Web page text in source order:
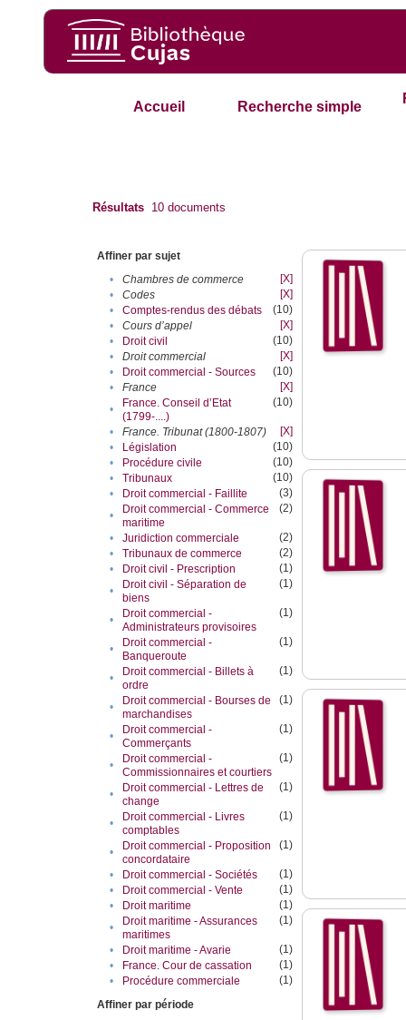
Accueil Recherche simple
Résultats 10 documents
Affiner par sujet
•
Chambres de commerce
[X]
•
Codes
[X]
•
Comptes-rendus des débats
(10)
•
Cours d’appel
[X]
•
Droit civil
(10)
•
Droit commercial
[X]
•
Droit commercial - Sources
(10)
•
France
[X]
•
France. Conseil d’Etat
(1799-....)
(10)
• France. Tribunat (1800-1807)
[X]
•
Législation
(10)
•
Procédure civile
(10)
•
Tribunaux
(10)
•
Droit commercial - Faillite
(3)
•
Droit commercial - Commerce
maritime
(2)
• Juridiction commerciale
(2)
•
Tribunaux de commerce
(2)
•
Droit civil - Prescription
(1)
•
Droit civil - Séparation de
biens
(1)
•
Droit commercial -
Administrateurs provisoires
(1)
•
Droit commercial -
Banqueroute
(1)
•
Droit commercial - Billets à
ordre
(1)
•
Droit commercial - Bourses de
marchandises
(1)
•
Droit commercial -
Commerçants
(1)
•
Droit commercial -
Commissionnaires et courtiers
(1)
•
Droit commercial - Lettres de
change
(1)
•
Droit commercial - Livres
comptables
(1)
•
Droit commercial - Proposition
concordataire
(1)
• Droit commercial - Sociétés
(1)
•
Droit commercial - Vente
(1)
•
Droit maritime
(1)
•
Droit maritime - Assurances
maritimes
(1)
• Droit maritime - Avarie
(1)
•
France. Cour de cassation
(1)
•
Procédure commerciale
(1)
Affiner par période